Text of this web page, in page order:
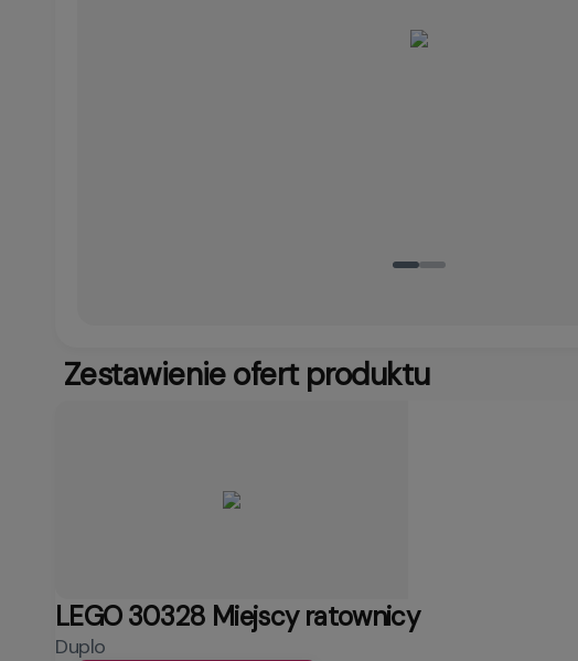
Zestawienie ofert produktu
LEGO 30328 Miejscy ratownicy
Duplo